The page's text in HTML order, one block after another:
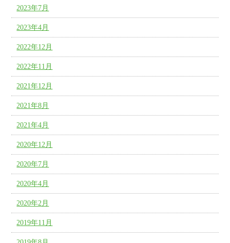
2023年7月
2023年4月
2022年12月
2022年11月
2021年12月
2021年8月
2021年4月
2020年12月
2020年7月
2020年4月
2020年2月
2019年11月